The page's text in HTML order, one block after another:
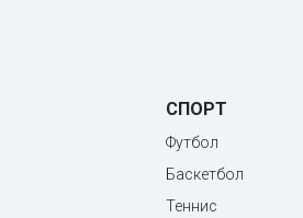
СПОРТ
Футбол
Баскетбол
Теннис